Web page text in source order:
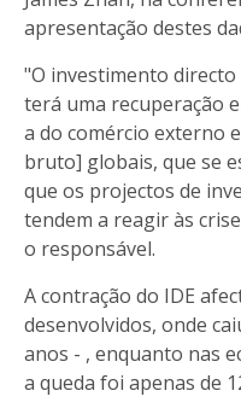
apresentação destes
"O investimento
terá uma recuperação
a do comércio externo
bruto] globais, que se
que os projectos de
tendem a reagir às
o responsável.
A contração do IDE
desenvolvidos, onde
anos - , enquanto nas
a queda foi apenas de